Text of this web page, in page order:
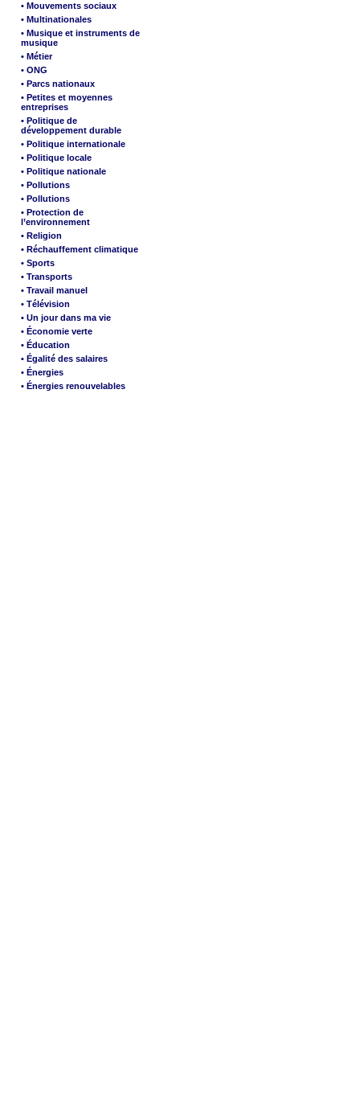
• Mouvements sociaux
• Multinationales
• Musique et instruments de
musique
• Métier
• ONG
• Parcs nationaux
• Petites et moyennes
entreprises
• Politique de
développement durable
• Politique internationale
• Politique locale
• Politique nationale
• Pollutions
• Pollutions
• Protection de
l’environnement
• Religion
• Réchauffement climatique
• Sports
• Transports
• Travail manuel
• Télévision
• Un jour dans ma vie
• Économie verte
• Éducation
• Égalité des salaires
• Énergies
• Énergies renouvelables